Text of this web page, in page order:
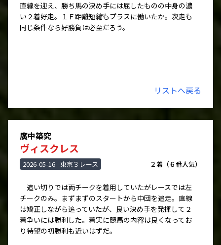
直線を迎え、勝ち馬の決め手には屈したものの中身の濃
い２着好走。１Ｆ距離短縮もプラスに働いたか。次走も
同じ条件なら好勝負は必至だろう。
リストへ戻る
廣中築究
ヴィスクレス
2026-05-16 東京３レース ２着（６番人気）
追い切りでは両チークを着用していたがレースでは左
チークのみ。まずまずのスタートから中団を追走。直線
は矯正しながら追っていたが、良い決め手を発揮して２
着争いには勝利した。着実に競馬の内容は良くなってお
り待望の初勝利も近いはずだ。